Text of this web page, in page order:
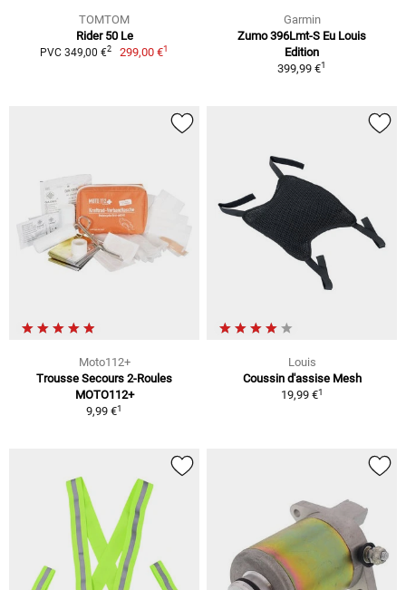
TOMTOM
Rider 50 Le
PVC 349,00 €2 299,00 €1
Garmin
Zumo 396Lmt-S Eu Louis
Edition
399,99 €1
Moto112+
Trousse Secours 2-Roules
MOTO112+
9,99 €1
Louis
Coussin d'assise Mesh
19,99 €1